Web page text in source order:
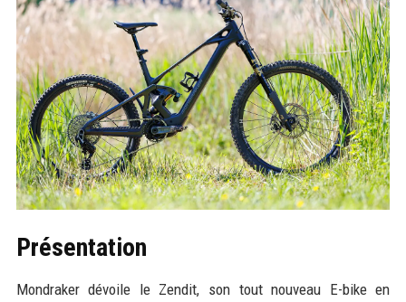
Présentation
Mondraker dévoile le Zendit, son tout nouveau E-bike en